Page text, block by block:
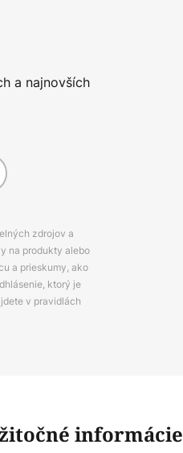
a najnovších
zdrojov a
na produkty alebo
a prieskumy, ako
ktorý je
v pravidlách
informácie